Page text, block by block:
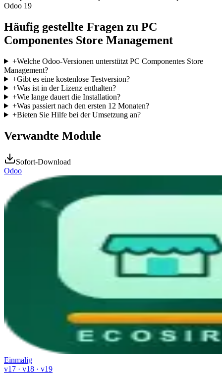
Odoo 19
Häufig gestellte Fragen zu PC
Componentes Store Management
+Welche Odoo-Versionen unterstützt PC Componentes Store
Management?
+Gibt es eine kostenlose Testversion?
+Was ist in der Lizenz enthalten?
+Wie lange dauert die Installation?
+Was passiert nach den ersten 12 Monaten?
+Bieten Sie Hilfe bei der Umsetzung an?
Verwandte Module
Sofort-Download
Odoo
Einmalig
v17 · v18 · v19